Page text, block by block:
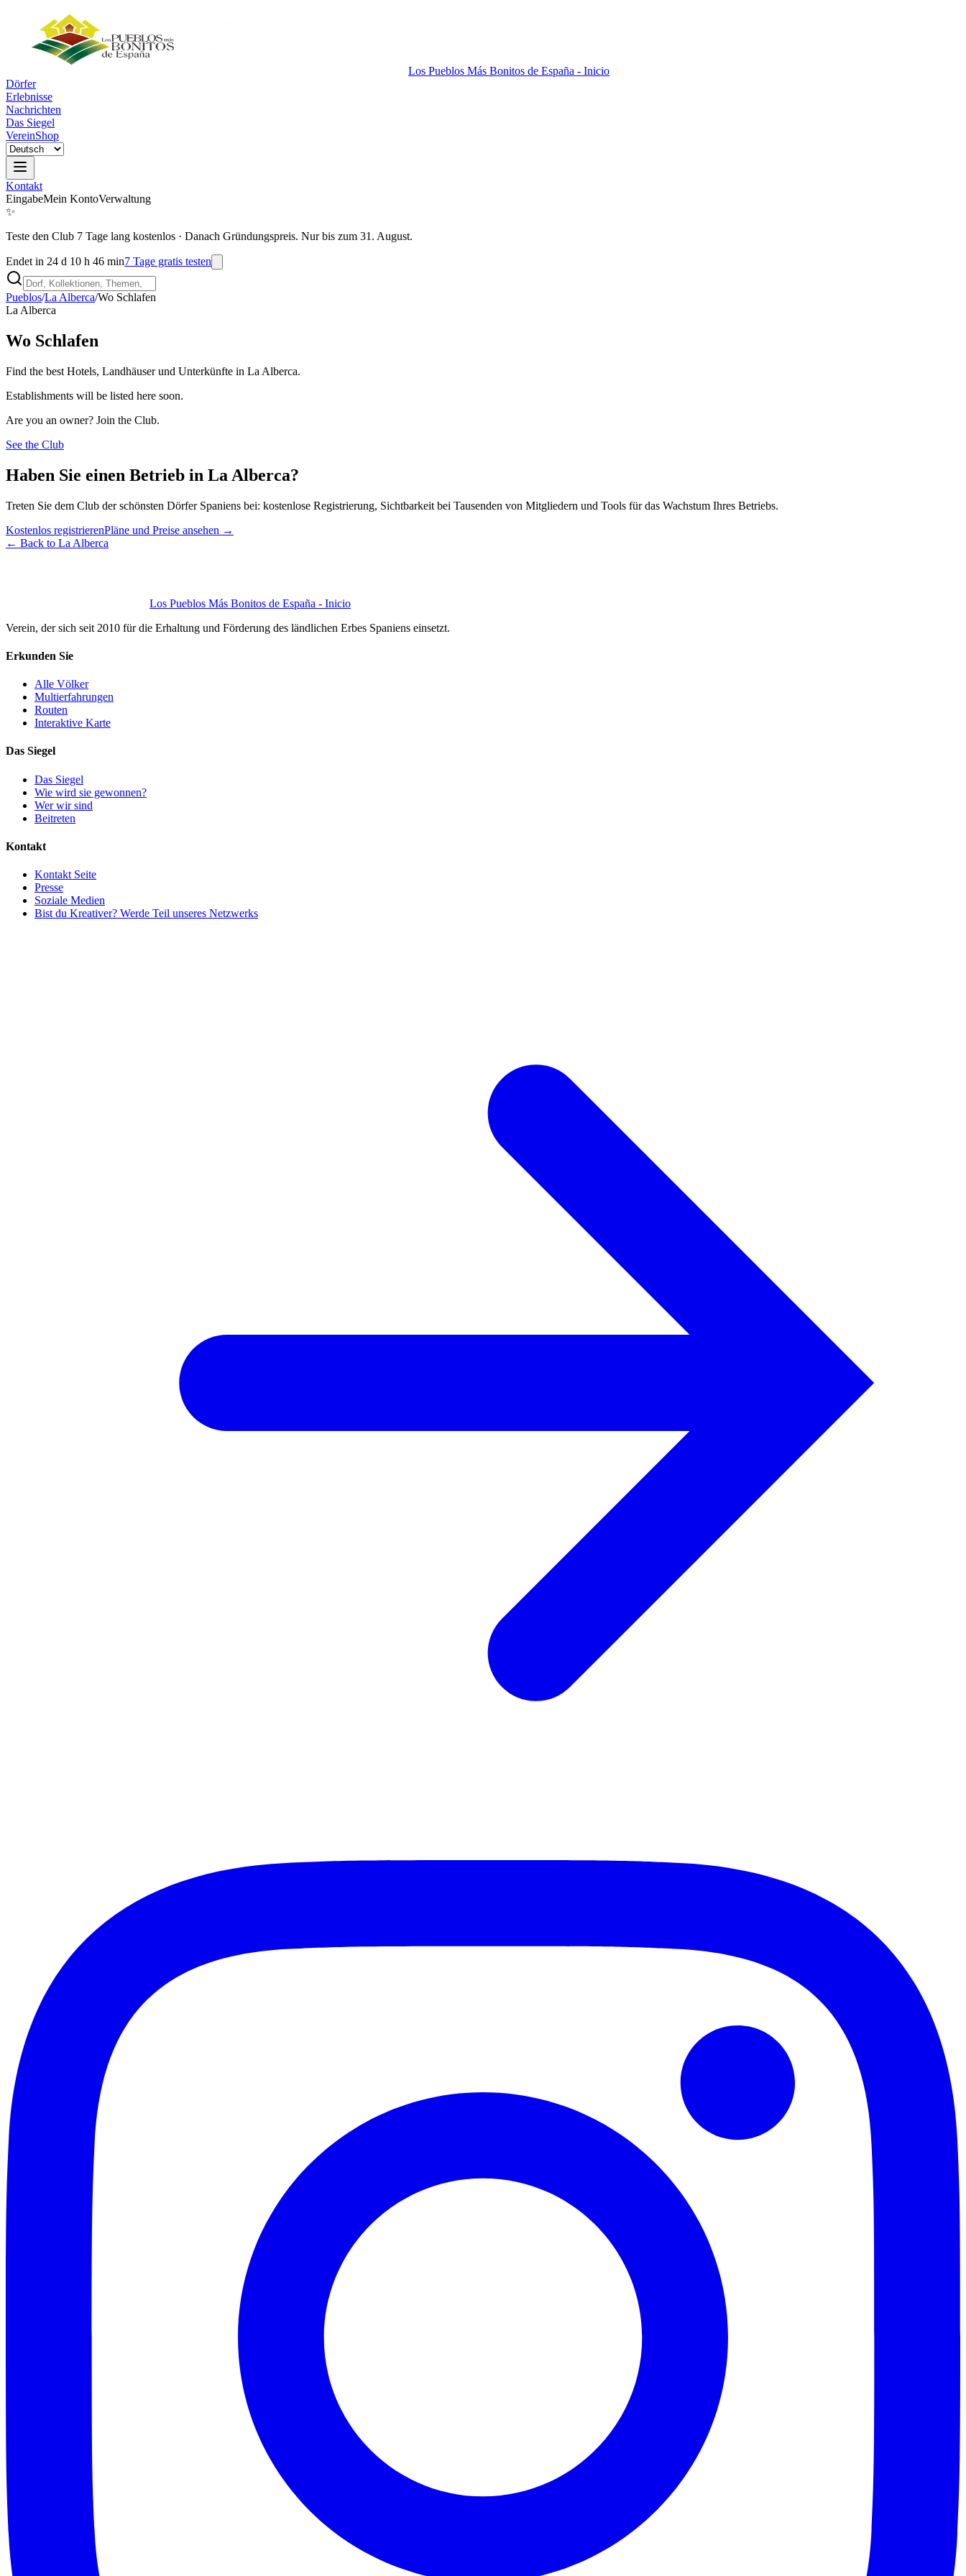
Los Pueblos Más Bonitos de España - Inicio
Dörfer
Erlebnisse
Nachrichten
Das Siegel
VereinShop
Kontakt
EingabeMein KontoVerwaltung
✨
Teste den Club 7 Tage lang kostenlos · Danach Gründungspreis. Nur bis zum 31. August.
Endet in 24 d 10 h 46 min7 Tage gratis testen
Pueblos/La Alberca/Wo Schlafen
La Alberca
Wo Schlafen
Find the best Hotels, Landhäuser und Unterkünfte in La Alberca.
Establishments will be listed here soon.
Are you an owner? Join the Club.
See the Club
Haben Sie einen Betrieb in La Alberca?
Treten Sie dem Club der schönsten Dörfer Spaniens bei: kostenlose Registrierung, Sichtbarkeit bei Tausenden von Mitgliedern und Tools für das Wachstum Ihres Betriebs.
Kostenlos registrierenPläne und Preise ansehen →
← Back to La Alberca
Los Pueblos Más Bonitos de España - Inicio
Verein, der sich seit 2010 für die Erhaltung und Förderung des ländlichen Erbes Spaniens einsetzt.
Erkunden Sie
Alle Völker
Multierfahrungen
Routen
Interaktive Karte
Das Siegel
Das Siegel
Wie wird sie gewonnen?
Wer wir sind
Beitreten
Kontakt
Kontakt Seite
Presse
Soziale Medien
Bist du Kreativer? Werde Teil unseres Netzwerks